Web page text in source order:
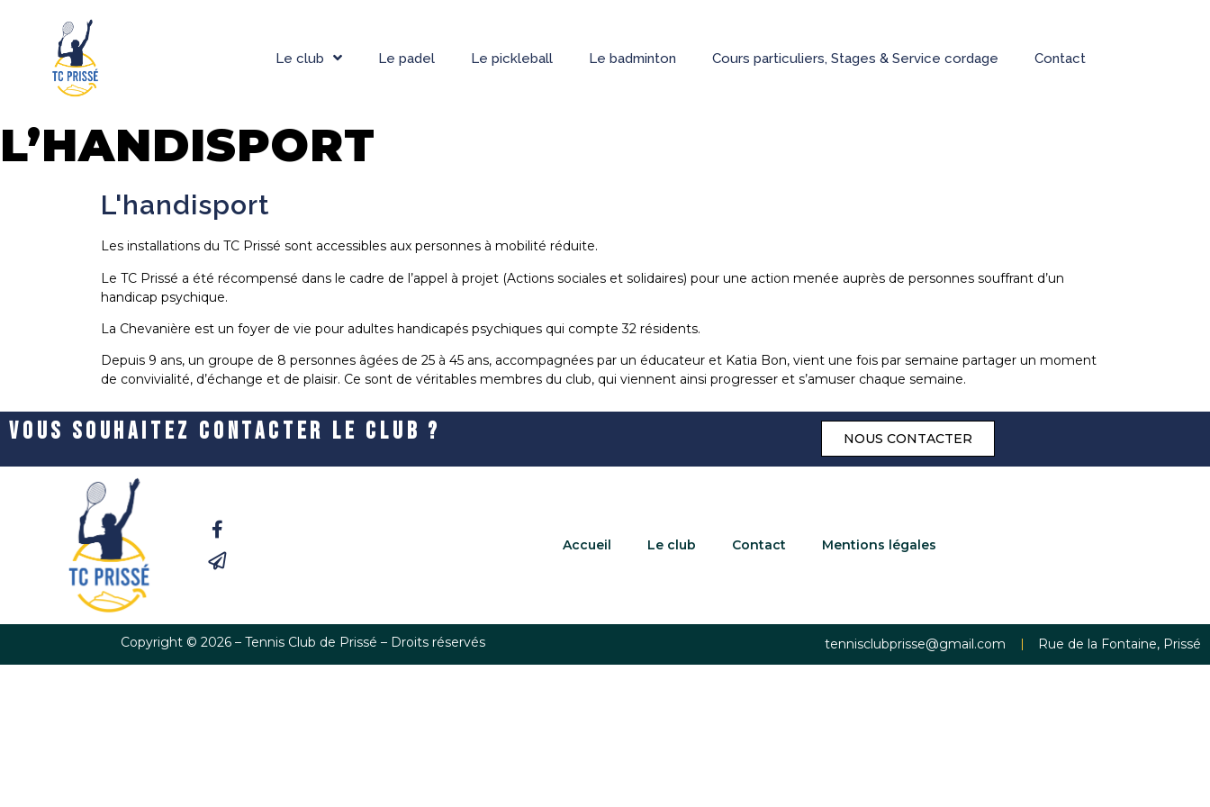
Le club Le padel Le pickleball Le badminton Cours particuliers, Stages & Service cordage Contact
L’HANDISPORT
L'handisport
Les installations du TC Prissé sont accessibles aux personnes à mobilité réduite.
Le TC Prissé a été récompensé dans le cadre de l’appel à projet (Actions sociales et solidaires) pour une action menée auprès de personnes souffrant d’un
handicap psychique.
La Chevanière est un foyer de vie pour adultes handicapés psychiques qui compte 32 résidents.
Depuis 9 ans, un groupe de 8 personnes âgées de 25 à 45 ans, accompagnées par un éducateur et Katia Bon, vient une fois par semaine partager un moment
de convivialité, d’échange et de plaisir. Ce sont de véritables membres du club, qui viennent ainsi progresser et s’amuser chaque semaine.
VOUS SOUHAITEZ CONTACTER LE CLUB ? NOUS CONTACTER
Accueil Le club Contact Mentions légales
Copyright © 2026 – Tennis Club de Prissé – Droits réservés tennisclubprisse@gmail.com Rue de la Fontaine, Prissé